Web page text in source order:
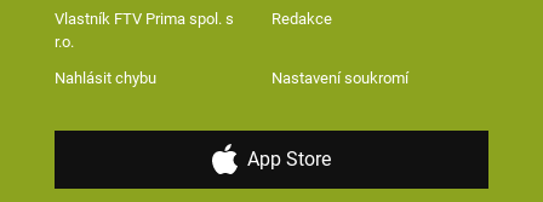
Vlastník FTV Prima spol. s
r.o.
Redakce
Nahlásit chybu Nastavení soukromí
App Store